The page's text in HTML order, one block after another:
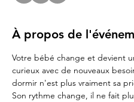
À propos de
Votre bébé change et devient
curieux avec de nouveaux
dormir n'est plus vraiment sa
Son rythme change, il ne fait